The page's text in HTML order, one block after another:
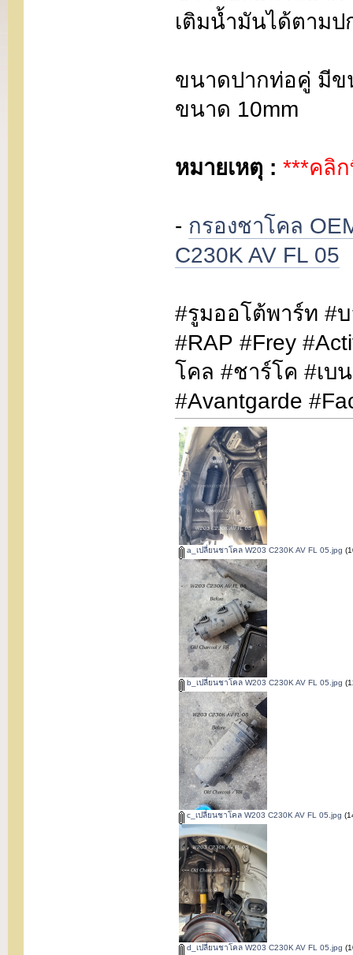
เติมน้ำมันได้ตาม
ขนาดปากท่อคู่ มีข
ขนาด 10mm
หมายเหตุ : ***คลิ
- กรองชาโคล
C230K AV FL 05
#รูมออโต้พาร์ท #
#RAP #Frey
โคล #ชาร์โค #เบ
#Avantgarde
a_เปลี่ยนชาโคล W203 C230K AV FL 05.jpg
b_เปลี่ยนชาโคล W203 C230K AV FL 05.jpg
c_เปลี่ยนชาโคล W203 C230K AV FL 05.jpg
d_เปลี่ยนชาโคล W203 C230K AV FL 05.jpg